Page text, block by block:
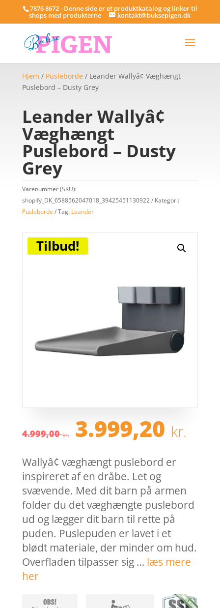
7876 8672 - Denne side er et produktkatalog og linker til
shops med produkterne kontakt@buksepigen.dk
Hjem / Pusleborde/ Leander Wallyâ¢ Væghængt
Puslebord – Dusty Grey
Leander Wallyâ¢
Væghængt
Puslebord – Dusty
Grey
Varenummer (SKU):
shopify_DK_6588562047018_39425451130922
Kategori:
Pusleborde
Tag: Leander
Tilbud!
4.999,00kr. Den
oprindelige
pris
var:
4.999,00 kr..
3.999,20 kr.
Wallyâ¢ væghængt puslebord er
inspireret af en dråbe. Let og
svævende. Med dit barn på armen
folder du det væghængte puslebord
ud og lægger dit barn til rette på
puden. Puslepuden er lavet i et
blødt materiale, der minder om hud.
Overfladen tilpasser sig … læs mere
her